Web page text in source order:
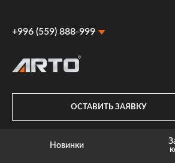
+996 (559) 888-999
+996 (559) 888-999
ОСТАВИТЬ ЗАЯВКУ
Новинки